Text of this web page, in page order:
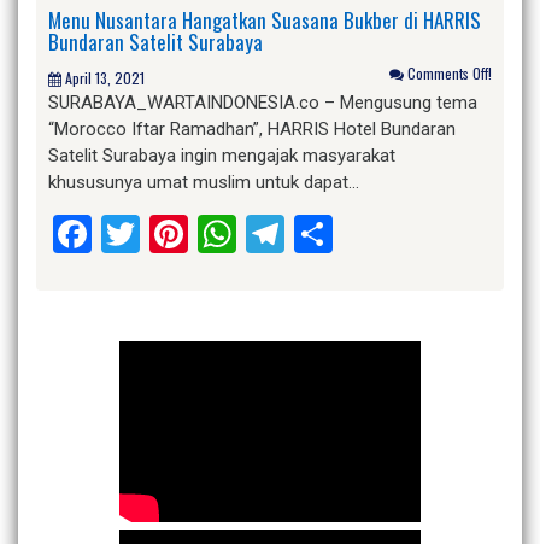
Menu Nusantara Hangatkan Suasana Bukber di HARRIS
Bundaran Satelit Surabaya
April 13, 2021 Comments Off!
SURABAYA_WARTAINDONESIA.co – Mengusung tema
“Morocco Iftar Ramadhan”, HARRIS Hotel Bundaran
Satelit Surabaya ingin mengajak masyarakat
khususunya umat muslim untuk dapat…
Facebook
Twitter
Pinterest
WhatsApp
Telegram